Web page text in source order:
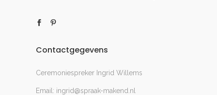
Contactgegevens
Ceremoniespreker Ingrid Willems
Email: ingrid@spraak-makend.nl